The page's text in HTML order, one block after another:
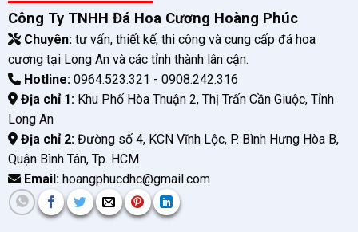
Công Ty TNHH Đá Hoa Cương Hoàng Phúc
Chuyên:tư vấn, thiết kế, thi công và cung cấp đá hoa
cương tại Long An và các tỉnh thành lân cận.
Hotline:0964.523.321 - 0908.242.316
Địa chỉ 1:Khu Phố Hòa Thuận 2, Thị Trấn Cần Giuộc, Tỉnh
Long An
Địa chỉ 2:Đường số 4, KCN Vĩnh Lộc, P. Bình Hưng Hòa B,
Quận Bình Tân, Tp. HCM
Email:hoangphucdhc@gmail.com